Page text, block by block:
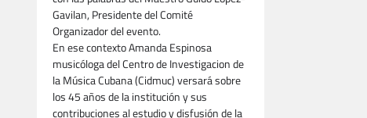
Gavilan, Presidente del Comité
Organizador del evento.
En ese contexto Amanda Espinosa
musicóloga del Centro de Investigacion de
la Música Cubana (Cidmuc) versará sobre
los 45 años de la institución y sus
contribuciones al estudio y disfusión de la